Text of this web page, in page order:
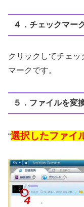
４．チェックマー
クリックしてチェ
マークです。
５．ファイルを変
“選択したファイ